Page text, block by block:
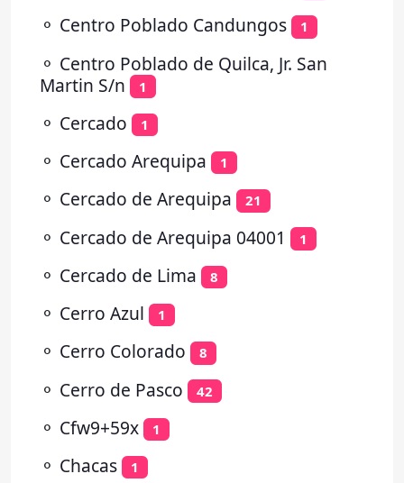
⚬ Centro Poblado Candungos 1
⚬ Centro Poblado de Quilca, Jr. San
Martin S/n
1
⚬ Cercado 1
⚬ Cercado Arequipa 1
⚬ Cercado de Arequipa 21
⚬ Cercado de Arequipa 04001 1
⚬ Cercado de Lima 8
⚬ Cerro Azul 1
⚬ Cerro Colorado 8
⚬ Cerro de Pasco 42
⚬ Cfw9+59x 1
⚬ Chacas 1